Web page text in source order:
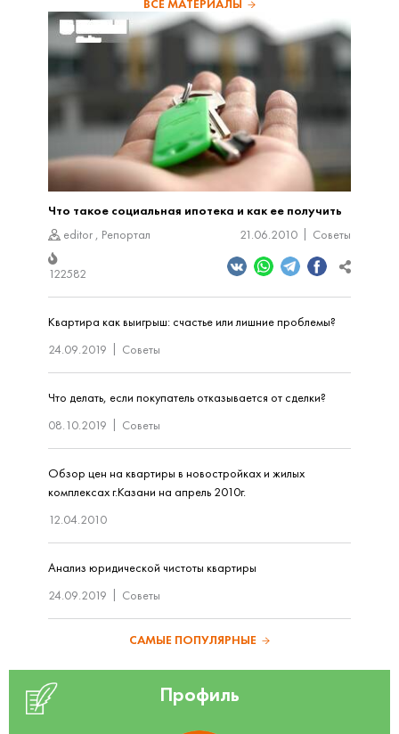
ВСЕ МАТЕРИАЛЫ
Что такое социальная ипотека и как ее получить
editor , Репортал 21.06.2010 Советы
122582
Квартира как выигрыш: счастье или лишние проблемы?
24.09.2019
Советы
Что делать, если покупатель отказывается от сделки?
08.10.2019
Советы
Обзор цен на квартиры в новостройках и жилых
комплексах г.Казани на апрель 2010г.
12.04.2010
Анализ юридической чистоты квартиры
24.09.2019
Советы
САМЫЕ ПОПУЛЯРНЫЕ
Профиль